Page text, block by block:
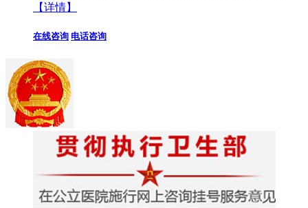
【详情】
在线咨询 电话咨询